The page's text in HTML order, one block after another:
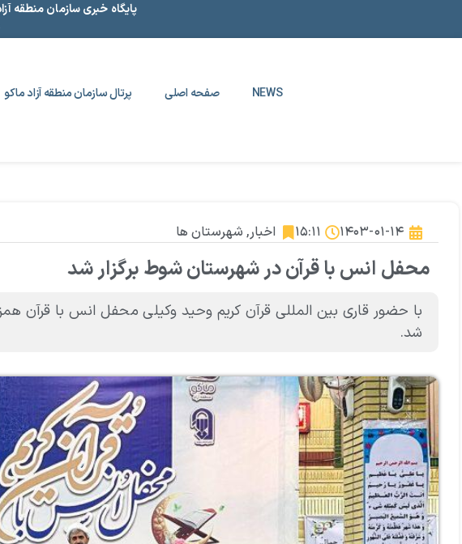
پایگاه خبری سازمان منطقه
NEWS صفحه اصلی پرتال سازمان منطقه آزاد ماکو
۱۴۰۳-۰۱-۱۴ ۱۵:۱۱ اخبار, شهرستان ها
محفل انس با قرآن در شهرستان شوط برگزار شد
شد.